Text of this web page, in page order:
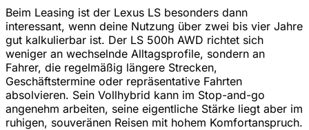
Beim Leasing ist der Lexus LS besonders dann
interessant, wenn deine Nutzung über zwei bis vier Jahre
gut kalkulierbar ist. Der LS 500h AWD richtet sich
weniger an wechselnde Alltagsprofile, sondern an
Fahrer, die regelmäßig längere Strecken,
Geschäftstermine oder repräsentative Fahrten
absolvieren. Sein Vollhybrid kann im Stop-and-go
angenehm arbeiten, seine eigentliche Stärke liegt aber im
ruhigen, souveränen Reisen mit hohem Komfortanspruch.